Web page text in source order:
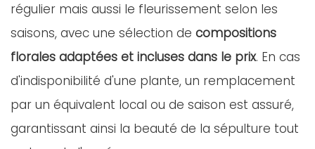
régulier mais aussi le fleurissement selon les
saisons, avec une sélection de compositions
florales adaptées et incluses dans le prix. En cas
d'indisponibilité d'une plante, un remplacement
par un équivalent local ou de saison est assuré,
garantissant ainsi la beauté de la sépulture tout